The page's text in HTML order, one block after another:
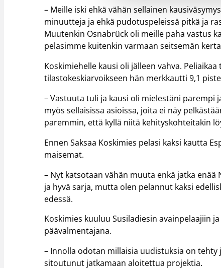
– Meille iski ehkä vähän sellainen
minuutteja ja ehkä pudotuspeleissä pitkä ja
Muutenkin Osnabrück oli meille paha vastus
pelasimme kuitenkin varmaan seitsemän
Koskimiehelle kausi oli jälleen vahva.
tilastokeskiarvoikseen hän merkkautti 9,1
– Vastuuta tuli ja kausi oli mielestäni
myös sellaisissa asioissa, joita ei näy
paremmin, että kyllä niitä kehityskohteitakin
Ennen Saksaa Koskimies pelasi kaksi kautta
maisemat.
– Nyt katsotaan vähän muuta enkä jatka enää
ja hyvä sarja, mutta olen pelannut kaksi
edessä.
Koskimies kuuluu Susiladiesin avainpelaajiin
päävalmentajana.
– Innolla odotan millaisia uudistuksia on
sitoutunut jatkamaan aloitettua projektia.